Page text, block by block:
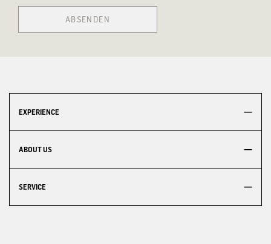
ABSENDEN
EXPERIENCE
ABOUT US
SERVICE